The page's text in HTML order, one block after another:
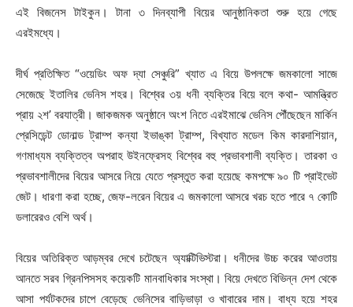
এই বিজনেস টাইকুন। টানা ৩ দিনব্যাপী বিয়ের আনুষ্ঠানিকতা শুরু হয়ে গেছে
এরইমধ্যে।
দীর্ঘ প্রতিক্ষিত “ওয়েডিং অফ দ্যা সেঞ্চুরি” খ্যাত এ বিয়ে উপলক্ষে জমকালো সাজে
সেজেছে ইতালির ভেনিস শহর। বিশ্বের ৩য় ধনী ব্যক্তির বিয়ে বলে কথা- আমন্ত্রিত
প্রায় ২শ’ বরযাত্রী। জাকজমক অনুষ্ঠানে অংশ নিতে এরইমাঝে ভেনিস পৌঁছেছেন মার্কিন
প্রেসিডেন্ট ডোনাল্ড ট্রাম্প কন্যা ইভাঙ্কা ট্রাম্প, বিখ্যাত মডেল কিম কারদাশিয়ান,
গণমাধ্যম ব্যক্তিত্ব অপরাহ উইনফ্রেসহ বিশ্বের বহু প্রভাবশালী ব্যক্তি। তারকা ও
প্রভাবশালীদের বিয়ের আসরে নিয়ে যেতে প্রস্তুত করা হয়েছে কমপক্ষে ৯০ টি প্রাইভেট
জেট। ধারণা করা হচ্ছে, জেফ-লরেন বিয়ের এ জমকালো আসরে খরচ হতে পারে ৭ কোটি
ডলারেরও বেশি অর্থ।
বিয়ের অতিরিক্ত আড়ম্বর দেখে চটেছেন অ্যাক্টিভিস্টরা। ধনীদের উচ্চ করের আওতায়
আনতে সরব গ্রিনপিসসহ কয়েকটি মানবাধিকার সংস্থা। বিয়ে দেখতে বিভিন্ন দেশ থেকে
আসা পর্যটকদের চাপে বেড়েছে ভেনিসের বাড়িভাড়া ও খাবারের দাম। বাধ্য হয়ে শহর